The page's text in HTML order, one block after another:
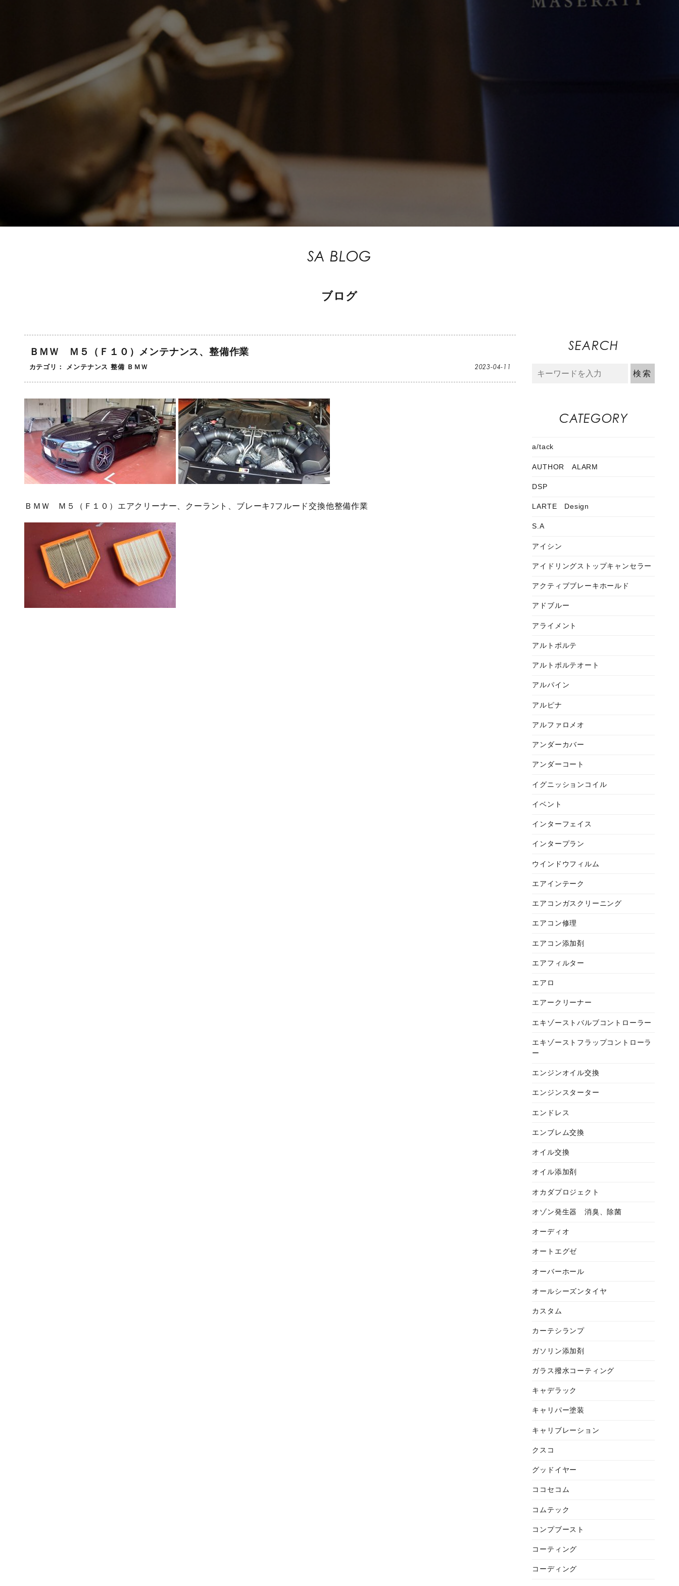
SA BLOG
ブログ
ＢＭＷ Ｍ５（Ｆ１０）メンテナンス、整備作業
カテゴリ： メンテナンス 整備 ＢＭＷ 2023-04-11
ＢＭＷ Ｍ５（Ｆ１０）エアクリーナー、クーラント、ブレーキﾌフルード交換他整備作業
SEARCH
CATEGORY
a/tack
AUTHOR ALARM
DSP
LARTE Design
S.A
アイシン
アイドリングストップキャンセラー
アクティブブレーキホールド
アドブルー
アライメント
アルトポルテ
アルトポルテオート
アルパイン
アルピナ
アルファロメオ
アンダーカバー
アンダーコート
イグニッションコイル
イベント
インターフェイス
インタープラン
ウインドウフィルム
エアインテーク
エアコンガスクリーニング
エアコン修理
エアコン添加剤
エアフィルター
エアロ
エアークリーナー
エキゾーストバルブコントローラー
エキゾーストフラップコントローラ
ー
エンジンオイル交換
エンジンスターター
エンドレス
エンブレム交換
オイル交換
オイル添加剤
オカダプロジェクト
オゾン発生器 消臭、除菌
オーディオ
オートエグゼ
オーバーホール
オールシーズンタイヤ
カスタム
カーテシランプ
ガソリン添加剤
ガラス撥水コーティング
キャデラック
キャリパー塗装
キャリブレーション
クスコ
グッドイヤー
ココセコム
コムテック
コンプブースト
コーティング
コーディング